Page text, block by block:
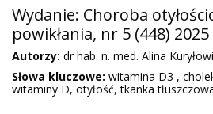
Wydanie: Choroba
powikłania, nr 5 (448) 2025
Autorzy: dr hab. n. med. Alina
Słowa kluczowe: witamina D3 ,
witaminy D, otyłość, tkanka